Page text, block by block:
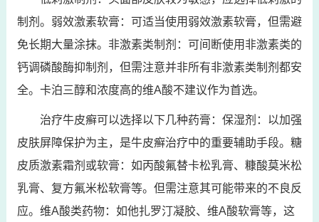
制剂。弱效激素软膏：可适当使用弱效激素软膏，但需避
免长期大量涂抹。非激素类制剂：可间断使用非激素类的
钙调磷酸酶抑制剂，但需注意并非所有非激素类制剂都安
全。卡泊三醇和浓度高的维A酸不建议作为首选。
治疗牛皮癣可以选择以下几种药膏：保湿剂：以加强
皮肤屏障保护为主，是牛皮癣治疗中的重要辅助手段。糖
皮质激素霜剂或软膏：如丙酸氟替卡松乳膏、糠酸莫米松
乳膏、复方氟米松软膏等。但需注意其可能带来的不良反
应。维A酸类药物：如他扎罗汀凝胶、维A酸软膏等，这